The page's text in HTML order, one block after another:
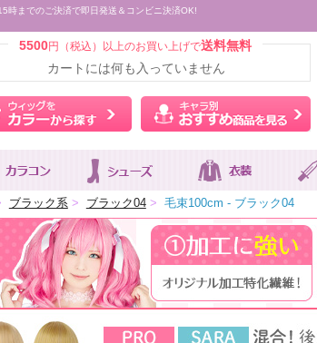
時までのご決済で即日発送＆コンビニ決済OK!
5500円（税込）以上のお買い上げで送料無料
カートには何も入っていません
ウィッグをカラーから探す
ブラック系 > ブラック04 > 毛束100cm - ブラック04